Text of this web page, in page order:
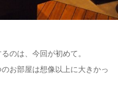
のは、今回が初めて。
お部屋は想像以上に大きかっ